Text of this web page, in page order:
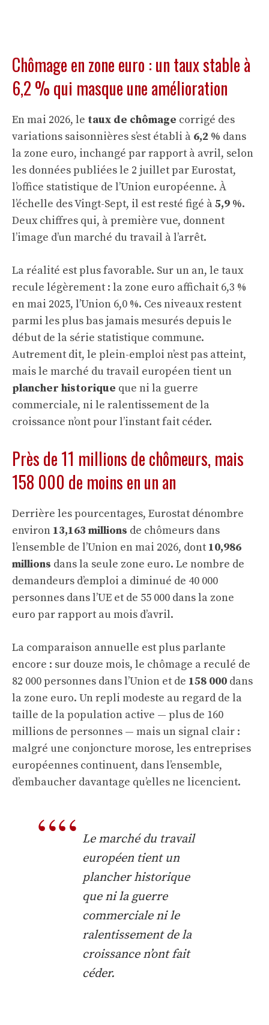
Chômage en zone euro : un taux stable à
6,2 % qui masque une amélioration
En mai 2026, le taux de chômage corrigé des
variations saisonnières s’est établi à 6,2 % dans
la zone euro, inchangé par rapport à avril, selon
les données publiées le 2 juillet par Eurostat,
l’office statistique de l’Union européenne. À
l’échelle des Vingt-Sept, il est resté figé à5,9 %.
Deux chiffres qui, à première vue, donnent
l’image d’un marché du travail à l’arrêt.
La réalité est plus favorable. Sur un an, le taux
recule légèrement : la zone euro affichait 6,3 %
en mai 2025, l’Union 6,0 %. Ces niveaux restent
parmi les plus bas jamais mesurés depuis le
début de la série statistique commune.
Autrement dit, le plein-emploi n’est pas atteint,
mais le marché du travail européen tient un
plancher historique que ni la guerre
commerciale, ni le ralentissement de la
croissance n’ont pour l’instant fait céder.
Près de 11 millions de chômeurs, mais
158 000 de moins en un an
Derrière les pourcentages, Eurostat dénombre
environ 13,163 millions de chômeurs dans
l’ensemble de l’Union en mai 2026, dont 10,986
millions dans la seule zone euro. Le nombre de
demandeurs d’emploi a diminué de 40 000
personnes dans l’UE et de 55 000 dans la zone
euro par rapport au mois d’avril.
La comparaison annuelle est plus parlante
encore : sur douze mois, le chômage a reculé de
82 000 personnes dans l’Union et de 158 000 dans
la zone euro. Un repli modeste au regard de la
taille de la population active — plus de 160
millions de personnes — mais un signal clair :
malgré une conjoncture morose, les entreprises
européennes continuent, dans l’ensemble,
d’embaucher davantage qu’elles ne licencient.
Le marché du travail
européen tient un
plancher historique
que ni la guerre
commerciale ni le
ralentissement de la
croissance n’ont fait
céder.